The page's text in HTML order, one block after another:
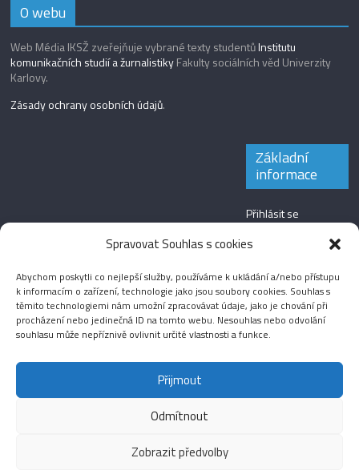
Spravovat Souhlas s cookies
Abychom poskytli co nejlepší služby, používáme k ukládání a/nebo přístupu
k informacím o zařízení, technologie jako jsou soubory cookies. Souhlas s
těmito technologiemi nám umožní zpracovávat údaje, jako je chování při
procházení nebo jedinečná ID na tomto webu. Nesouhlas nebo odvolání
souhlasu může nepříznivě ovlivnit určité vlastnosti a funkce.
Přijmout
Odmítnout
Zobrazit předvolby
O webu
Web Média IKSŽ zveřejňuje vybrané texty studentůInstitutu
komunikačních studií a žurnalistikyFakulty sociálních věd Univerzity
Karlovy.
Zásady ochrany osobních údajů.
Základní
informace
Přihlásit se
Zdroj kanálů
Kanál komentářů
Česká lokalizace
Fotografie Audio
Copyright © 2026Média IKSŽ. All rights reserved.
Theme: ColorMag Pro byThemeGrill. Drevet av